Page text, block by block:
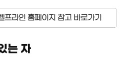
프라인 홈페이지 참고 바로가기
는 자